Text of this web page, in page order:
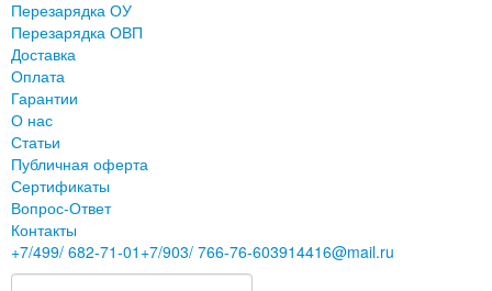
Перезарядка ОУ
Перезарядка ОВП
Доставка
Оплата
Гарантии
О нас
Статьи
Публичная оферта
Сертификаты
Вопрос-Ответ
Контакты
+7/499/ 682-71-01 +7/903/ 766-76-603914416@mail.ru